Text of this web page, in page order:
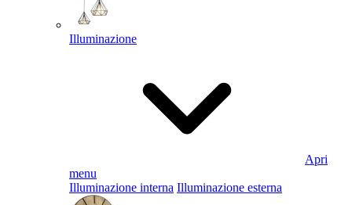
Illuminazione
Apri
menu
Illuminazione interna Illuminazione esterna